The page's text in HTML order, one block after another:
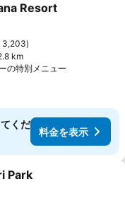
りに追加
Resort
3,203
km
の特別メニュー
くだ
料金を表示
に追加
Park